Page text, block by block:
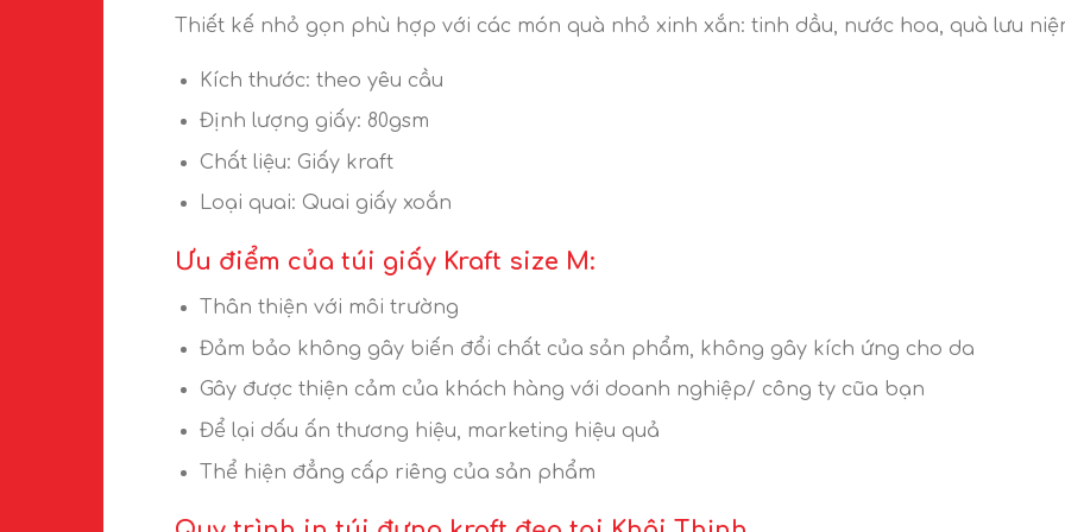
Thiết kế nhỏ gọn phù hợp với các món quà nhỏ xinh xắn: tinh dầu, nước hoa, quà lưu
Kích thước: theo yêu cầu
Định lượng giấy: 80gsm
Chất liệu: Giấy kraft
Loại quai: Quai giấy xoắn
Ưu điểm của túi giấy Kraft size M:
Thân thiện với môi trường
Đảm bảo không gây biến đổi chất của sản phẩm, không gây kích ứng cho da
Gây được thiện cảm của khách hàng với doanh nghiệp/ công ty cũa bạn
Để lại dấu ấn thương hiệu, marketing hiệu quả
Thể hiện đẳng cấp riêng của sản phẩm